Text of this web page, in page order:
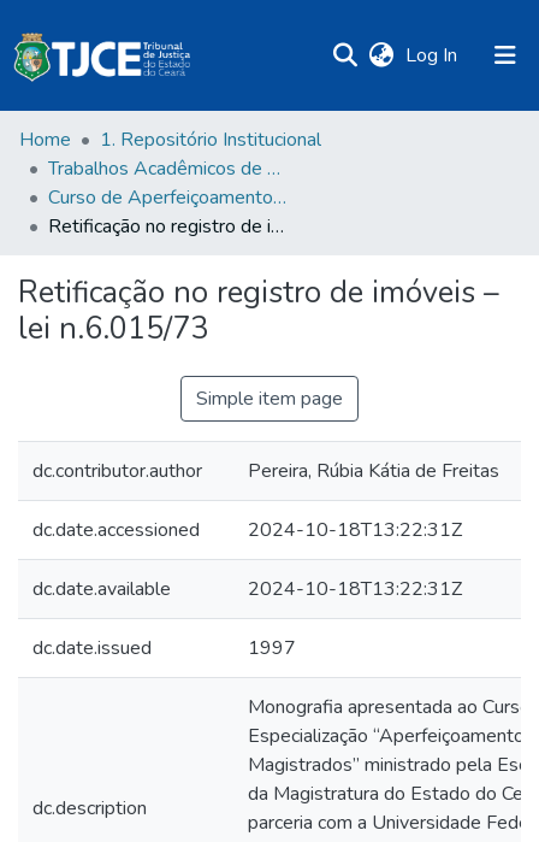
Log In (current)
Home
1. Repositório Institucional
Trabalhos Acadêmicos de Pós-Graduação
Curso de Aperfeiçoamento de Magistrados
Retificação no registro de imóveis – lei n.6.015/73
Retificação no registro de imóveis –
lei n.6.015/73
Simple item page
dc.contributor.author Pereira, Rúbia Kátia de Freitas
dc.date.accessioned 2024-10-18T13:22:31Z
dc.date.available 2024-10-18T13:22:31Z
dc.date.issued 1997
dc.description
Monografia apresentada ao Curso
Especialização “Aperfeiçoamento
Magistrados” ministrado pela
da Magistratura do Estado do
parceria com a Universidade